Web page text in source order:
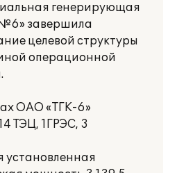
генерирующая
завершила
целевой структуры
операционной
ОАО «ТГК-6»
ТЭЦ, 1ГРЭС, 3